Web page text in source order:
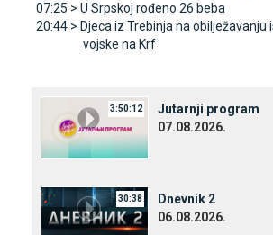
07:25 > U Srpskoj rođeno 26 beba
20:44 > Djeca iz Trebinja na obilježavanju
vojske na Krf
3:50:12
Јutarnji program
07.08.2026.
30:38
Dnevnik 2
06.08.2026.